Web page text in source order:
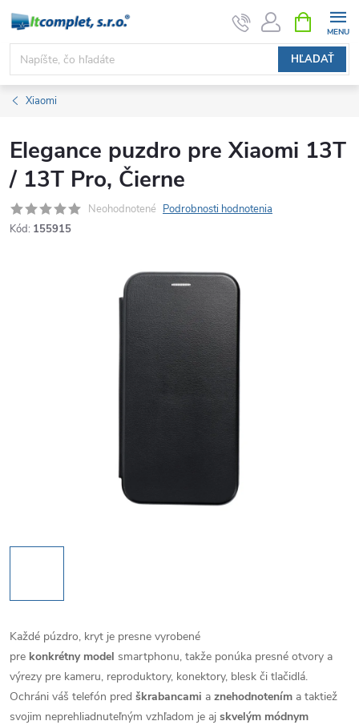
Prejsť
obsah
HĽADAŤ
KOŠÍK
Xiaomi
Elegance puzdro pre Xiaomi 13T
/ 13T Pro, Čierne
Neohodnotené Podrobnosti hodnotenia
Kód: 155915
Každé púzdro, kryt je presne vyrobené
pre konkrétny model smartphonu, takže ponúka presné otvory a
výrezy pre kameru, reproduktory, konektory, blesk či tlačidlá.
Ochráni váš telefón pred škrabancami a znehodnotením a taktiež
svojim neprehliadnuteľným vzhľadom je aj skvelým módnym